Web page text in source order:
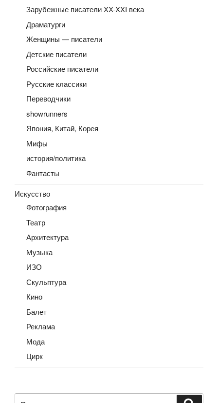
Зарубежные писатели XX-XXI века
Драматурги
Женщины — писатели
Детские писатели
Российские писатели
Русские классики
Переводчики
showrunners
Япония, Китай, Корея
Мифы
история/политика
Фантасты
Искусство
Фотография
Театр
Архитектура
Музыка
ИЗО
Скульптура
Кино
Балет
Реклама
Мода
Цирк